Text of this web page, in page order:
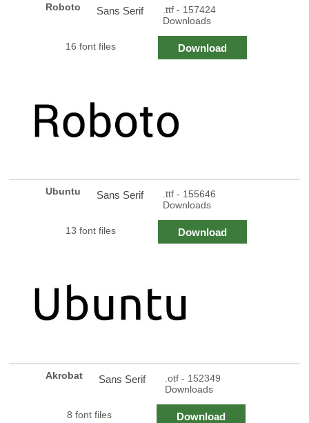
Roboto Sans Serif
.ttf - 157424
Downloads
16 font files Download
Ubuntu Sans Serif
.ttf - 155646
Downloads
13 font files Download
Akrobat Sans Serif
.otf - 152349
Downloads
8 font files Download